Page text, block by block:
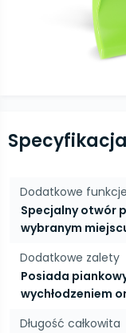
Dodatkowe funkcje
Specjalny otwór
wybranym
Dodatkowe zalety
Posiada
wychłodzeniem
Długość całkowita